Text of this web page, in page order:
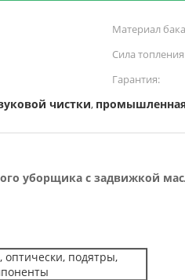
Материал
Сила
Гарантия:
чистки,
уборщика с задвижкой
подятры,